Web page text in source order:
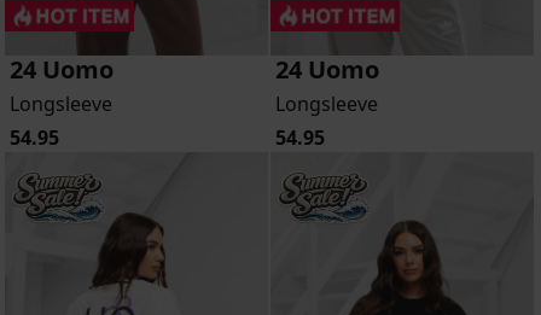
24 Uomo
Longsleeve
54.95
24 Uomo
Longsleeve
54.95